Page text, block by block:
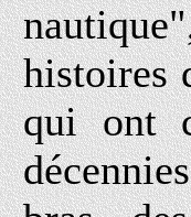
histoires
qui ont